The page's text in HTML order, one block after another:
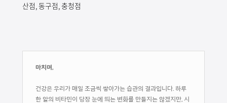
산점, 동구점, 충청점
마치며,
건강은 우리가 매일 조금씩 쌓아가는 습관의 결과입니다. 하루
한 알의 비타민이 당장 눈에 띄는 변화를 만들지는 않겠지만, 시